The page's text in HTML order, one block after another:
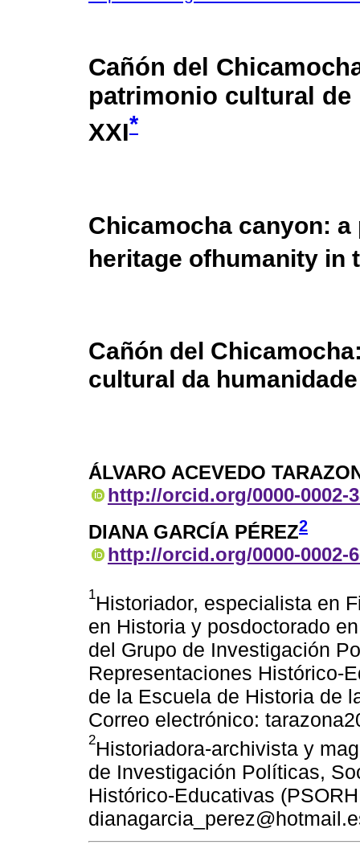
Cañón del
patrimonio cultural
XXI*
Chicamocha canyon:
heritage ofhumanity in
Cañón del
cultural da
ÁLVARO ACEVEDO
http://orcid.org/0000-0002-
DIANA GARCÍA PÉREZ2
http://orcid.org/0000-0002-
1Historiador, especialista en
en Historia y posdoctorado
del Grupo de Investigación
Representaciones Histórico-
de la Escuela de Historia de
Correo electrónico:
2Historiadora-archivista y
de Investigación Políticas,
Histórico-Educativas